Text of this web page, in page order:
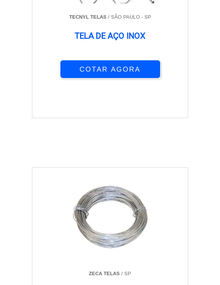
TECNYL TELAS/ SÃO PAULO - SP
TELA DE AÇO INOX
COTAR AGORA
ZECA TELAS / SP